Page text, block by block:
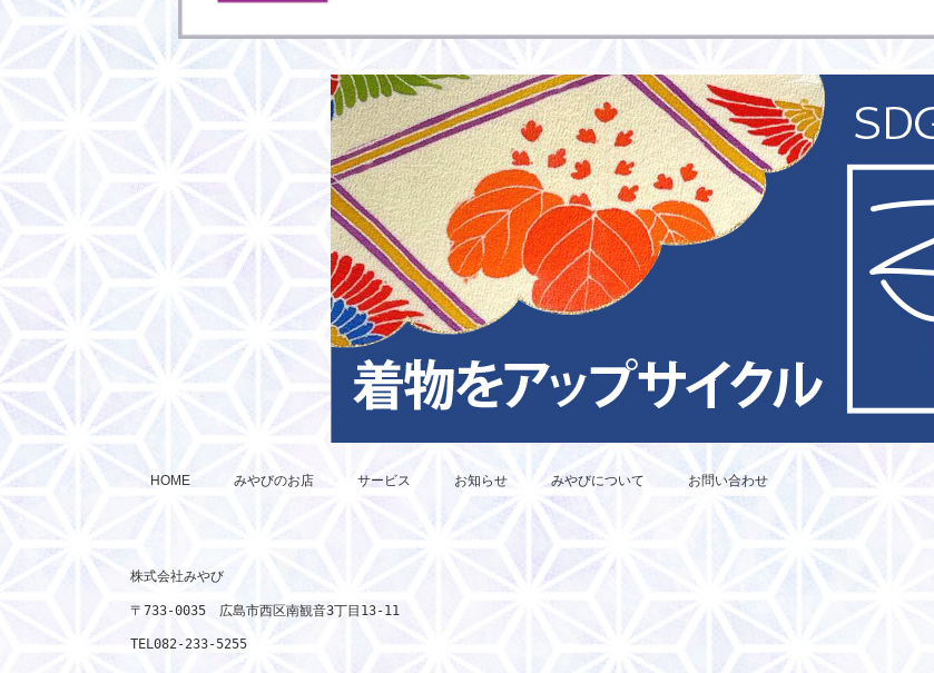
HOME みやびのお店 サービス お知らせ みやびについて お問い合わせ
株式会社みやび
〒733-0035　広島市西区南観音3丁目13-11
TEL082-233-5255